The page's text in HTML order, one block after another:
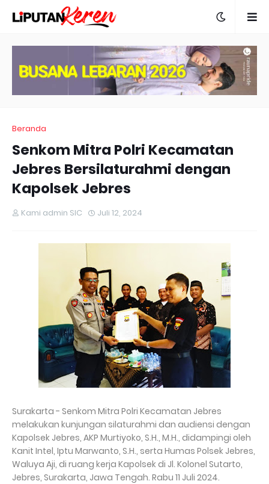
Beranda
Senkom Mitra Polri Kecamatan
Jebres Bersilaturahmi dengan
Kapolsek Jebres
Kami admin SIC Juli 12, 2024
Surakarta - Senkom Mitra Polri Kecamatan Jebres
melakukan kunjungan silaturahmi dan audiensi dengan
Kapolsek Jebres, AKP Murtiyoko, S.H., M.H., didampingi oleh
Kanit Intel, Iptu Marwanto, S.H., serta Humas Polsek Jebres,
Waluya Aji, di ruang kerja Kapolsek di Jl. Kolonel Sutarto,
Jebres, Surakarta, Jawa Tengah. Rabu 11 Juli 2024.